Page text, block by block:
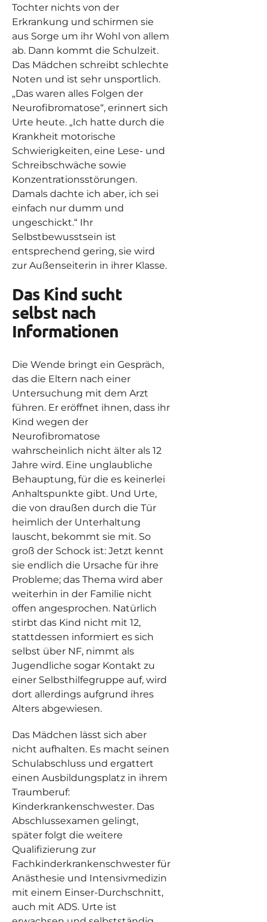
Tochter nichts von der
Erkrankung und schirmen sie
aus Sorge um ihr Wohl von allem
ab. Dann kommt die Schulzeit.
Das Mädchen schreibt schlechte
Noten und ist sehr unsportlich.
„Das waren alles Folgen der
Neurofibromatose“, erinnert sich
Urte heute. „Ich hatte durch die
Krankheit motorische
Schwierigkeiten, eine Lese- und
Schreibschwäche sowie
Konzentrationsstörungen.
Damals dachte ich aber, ich sei
einfach nur dumm und
ungeschickt.“ Ihr
Selbstbewusstsein ist
entsprechend gering, sie wird
zur Außenseiterin in ihrer Klasse.
Das Kind sucht
selbst nach
Informationen
Die Wende bringt ein Gespräch,
das die Eltern nach einer
Untersuchung mit dem Arzt
führen. Er eröffnet ihnen, dass ihr
Kind wegen der
Neurofibromatose
wahrscheinlich nicht älter als 12
Jahre wird. Eine unglaubliche
Behauptung, für die es keinerlei
Anhaltspunkte gibt. Und Urte,
die von draußen durch die Tür
heimlich der Unterhaltung
lauscht, bekommt sie mit. So
groß der Schock ist: Jetzt kennt
sie endlich die Ursache für ihre
Probleme; das Thema wird aber
weiterhin in der Familie nicht
offen angesprochen. Natürlich
stirbt das Kind nicht mit 12,
stattdessen informiert es sich
selbst über NF, nimmt als
Jugendliche sogar Kontakt zu
einer Selbsthilfegruppe auf, wird
dort allerdings aufgrund ihres
Alters abgewiesen.
Das Mädchen lässt sich aber
nicht aufhalten. Es macht seinen
Schulabschluss und ergattert
einen Ausbildungsplatz in ihrem
Traumberuf:
Kinderkrankenschwester. Das
Abschlussexamen gelingt,
später folgt die weitere
Qualifizierung zur
Fachkinderkrankenschwester für
Anästhesie und Intensivmedizin
mit einem Einser-Durchschnitt,
auch mit ADS. Urte ist